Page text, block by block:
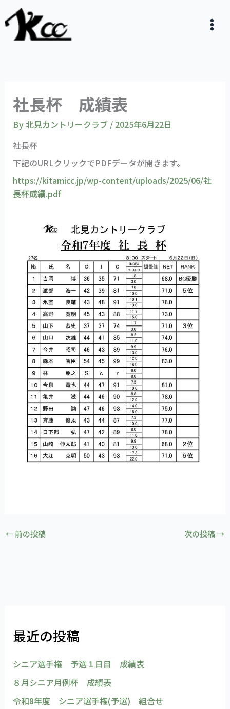
容
最近の投稿
シニア選手権 予選１日目 成績表
８月シニア月例杯 成績表
令和8年度 シニア選手権(予選) 組合せ
社長杯 成績表
By北見カントリークラブ / 2025年6月22日
社長杯
下記のURLクリックでPDFデータが開きます。
https://kitamicc.jp/wp-content/uploads/2025/06/社
長杯成績.pdf
←前の投稿 次の投稿→